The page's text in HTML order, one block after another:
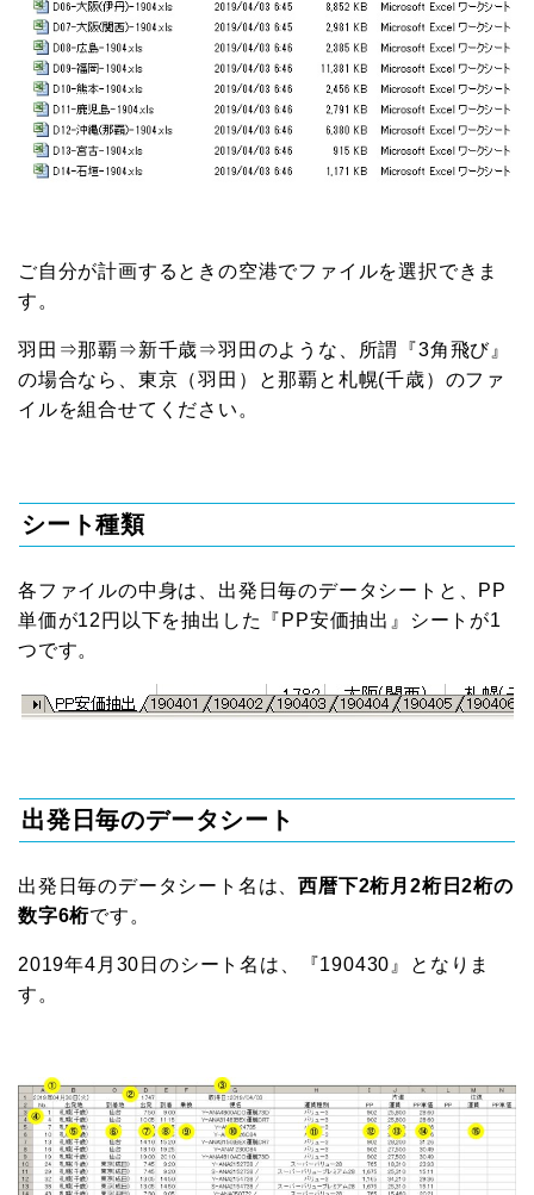
ご自分が計画するときの空港でファイルを選択できま
す。
羽田⇒那覇⇒新千歳⇒羽田のような、所謂『3角飛び』
の場合なら、東京（羽田）と那覇と札幌(千歳）のファ
イルを組合せてください。
シート種類
各ファイルの中身は、出発日毎のデータシートと、PP
単価が12円以下を抽出した『PP安価抽出』シートが1
つです。
出発日毎のデータシート
出発日毎のデータシート名は、西暦下2桁月2桁日2桁の
数字6桁です。
2019年4月30日のシート名は、『190430』となりま
す。